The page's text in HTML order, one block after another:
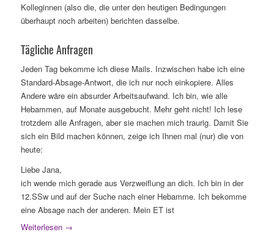
Kolleginnen (also die, die unter den heutigen Bedingungen
überhaupt noch arbeiten) berichten dasselbe.
Tägliche Anfragen
Jeden Tag bekomme ich diese Mails. Inzwischen habe ich eine
Standard-Absage-Antwort, die ich nur noch einkopiere. Alles
Andere wäre ein absurder Arbeitsaufwand. Ich bin, wie alle
Hebammen, auf Monate ausgebucht. Mehr geht nicht! Ich lese
trotzdem alle Anfragen, aber sie machen mich traurig. Damit Sie
sich ein Bild machen können, zeige ich Ihnen mal (nur) die von
heute:
Liebe Jana,
ich wende mich gerade aus Verzweiflung an dich. Ich bin in der
12.SSw und auf der Suche nach einer Hebamme. Ich bekomme
eine Absage nach der anderen. Mein ET ist
Weiterlesen→